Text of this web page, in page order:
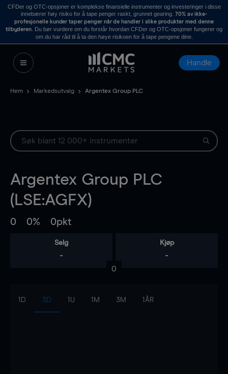
CFDer og OTC-opsjoner er komplekse finansielle instrumenter og investeringer i disse
innebærer høy risiko for å tape penger raskt, grunnet gearing. 70% av ikke-
profesjonelle kunder taper penger når de handler i slike produkter med denne
tilbyderen . Du bør vurdere om du forstår hvordan CFDer og OTC-opsjoner fungerer og
om du har råd til å ta den høye risikoen for å tape pengene dine.
Handle
Hem Markedsutvalg Argentex Group PLC
Argentex Group PLC
(LSE:AGFX)
0 0% 0pkt
Selg
-
Kjøp
-
0
1D 3D 1U 1M 3M 1ÅR